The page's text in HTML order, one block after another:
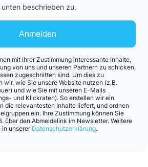
Anmelden
beschrieben zu.
mit Ihrer Zustimmung interessante Inhalte,
von uns und unseren Partnern zu schicken,
zugeschnitten sind. Um dies zu
wir, wie Sie unsere Website nutzen (z.B.
und wie Sie mit unseren E-Mails
und Klickraten). So erstellen wir ein
die relevantesten Inhalte liefert, und ordnen
ein. Ihre Zustimmung können Sie
über den Abmeldelink im Newsletter. Weitere
in unserer Datenschutzerklärung.